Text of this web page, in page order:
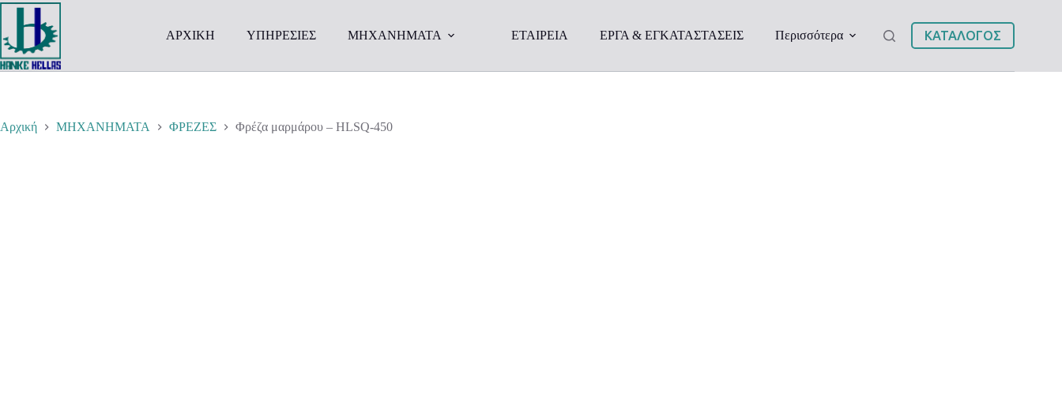
Μετάβαση
περιεχόμενο
ΑΡΧΙΚΗ ΥΠΗΡΕΣΙΕΣ ΜΗΧΑΝΗΜΑΤΑ ΕΤΑΙΡΕΙΑ ΕΡΓΑ & ΕΓΚΑΤΑΣΤΑΣΕΙΣ Περισσότερα ΚΑΤΑΛΟΓΟΣ
Αρχική ΜΗΧΑΝΗΜΑΤΑ ΦΡΕΖΕΣ Φρέζα μαρμάρου – HLSQ-450